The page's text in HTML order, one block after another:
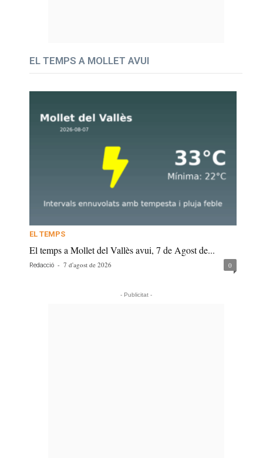
EL TEMPS A MOLLET AVUI
EL TEMPS
El temps a Mollet del Vallès avui, 7 de Agost de...
Redacció - 7 d'agost de 2026 0
- Publicitat -